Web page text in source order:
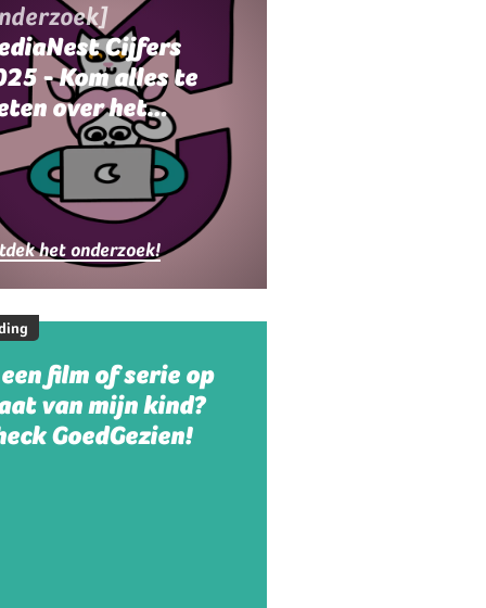
Cijfers
- Kom alles te
over het
en de
in
het onderzoek!
film of serie op
van mijn kind?
GoedGezien!